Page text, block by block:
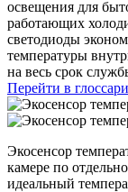
освещения для
работающих
светодиоды
температуры
на весь срок
Перейти в
Экосенсор
камере по
идеальный